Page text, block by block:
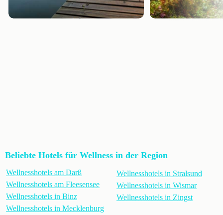
Beliebte Hotels für Wellness in der Region
Wellnesshotels am Darß
Wellnesshotels am Fleesensee
Wellnesshotels in Binz
Wellnesshotels in Mecklenburg
Wellnesshotels in Stralsund
Wellnesshotels in Wismar
Wellnesshotels in Zingst